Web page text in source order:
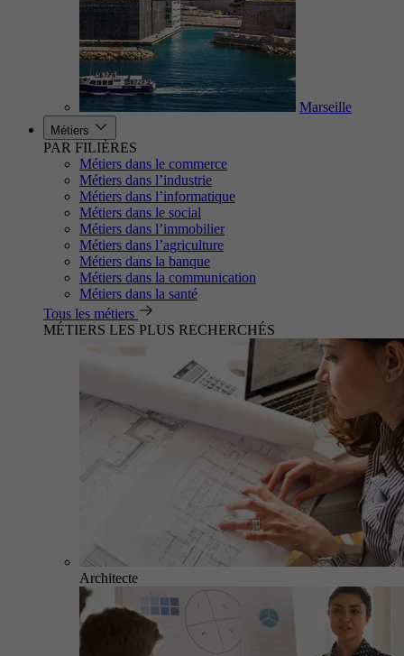
Marseille
Métiers
PAR FILIÈRES
Métiers dans le commerce
Métiers dans l’industrie
Métiers dans l’informatique
Métiers dans le social
Métiers dans l’immobilier
Métiers dans l’agriculture
Métiers dans la banque
Métiers dans la communication
Métiers dans la santé
Tous les métiers
MÉTIERS LES PLUS RECHERCHÉS
Architecte